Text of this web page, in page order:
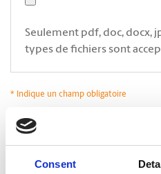
Consent
Seulement pdf, doc, docx,
types de fichiers sont
* Indique un champ obligatoire
* Oui, j’accepte que The UPS Store
Soumettre, je déclare avoir lu et
CAPTCHA